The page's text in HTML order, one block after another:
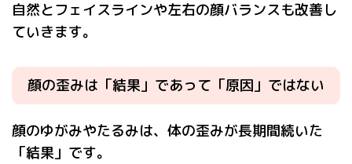
自然とフェイスラインや左右の顔バランスも改善し
ていきます。
顔の歪みは「結果」であって「原因」ではない
顔のゆがみやたるみは、体の歪みが長期間続いた
「結果」です。